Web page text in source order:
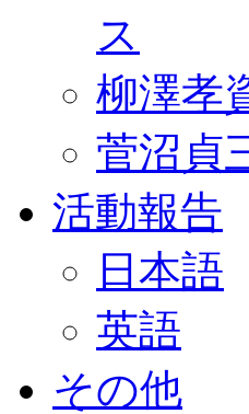
ス
柳澤孝
菅沼貞
活動報告
日本語
英語
その他